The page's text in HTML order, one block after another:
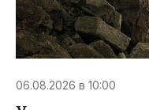
06.08.2026 в 10:00